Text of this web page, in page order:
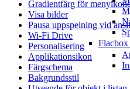
Flacbox
Gradientfärg för
Visa bilder
Pausa uppspelning vid
Wi-Fi Drive
Personalisering
Applikationsikon
Färgschema
Bakgrundsstil